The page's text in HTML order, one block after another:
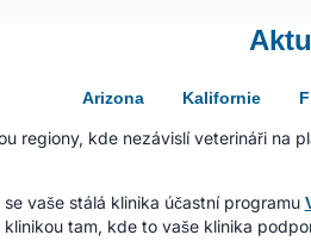
Arizona Kalifornie
regiony, kde nezávislí veterináři na
se vaše stálá klinika účastní programu
klinikou tam, kde to vaše klinika